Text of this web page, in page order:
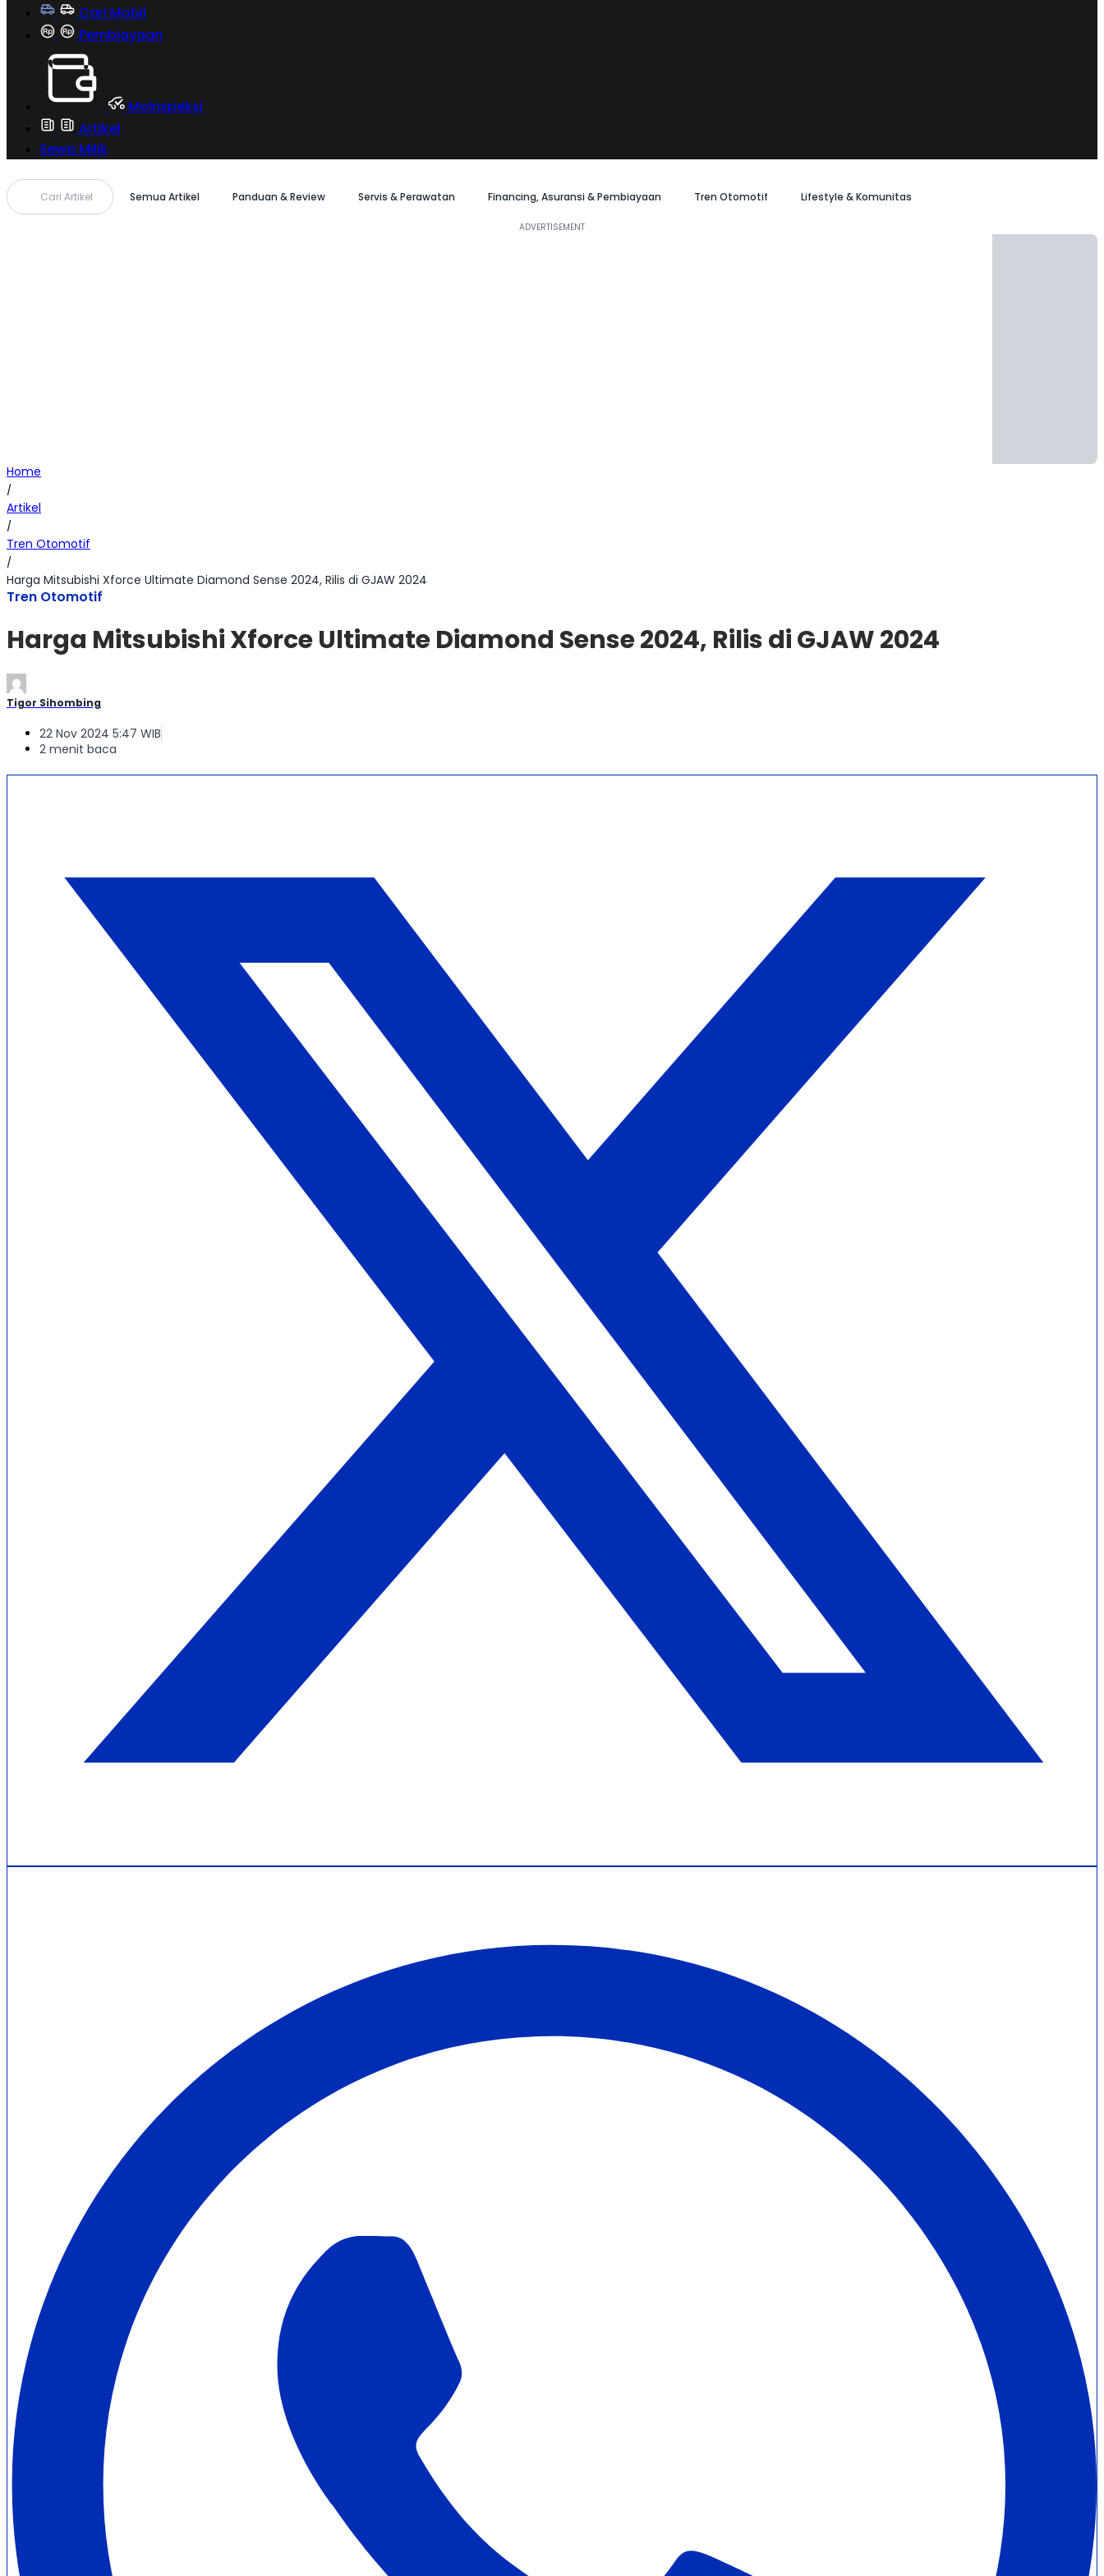
Cari Mobil
Pembiayaan
MoInspeksi
Artikel
Sewa Milik
Cari Artikel Semua Artikel Panduan & Review Servis & Perawatan Financing, Asuransi & Pembiayaan Tren Otomotif Lifestyle & Komunitas
Home
/
Artikel
/
Tren Otomotif
/
Harga Mitsubishi Xforce Ultimate Diamond Sense 2024, Rilis di GJAW 2024
Tren Otomotif
Harga Mitsubishi Xforce Ultimate Diamond Sense 2024, Rilis di GJAW 2024
Tigor Sihombing
22 Nov 2024 5:47 WIB
2 menit baca